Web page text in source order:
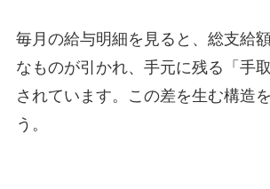
毎月の給与明細を見ると、総支給
なものが引かれ、手元に残る「手
されています。この差を生む構造
う。